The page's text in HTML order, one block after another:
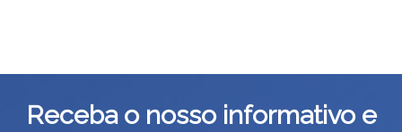
Receba o nosso informativo e